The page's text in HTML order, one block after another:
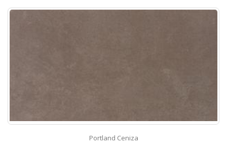
Portland Ceniza